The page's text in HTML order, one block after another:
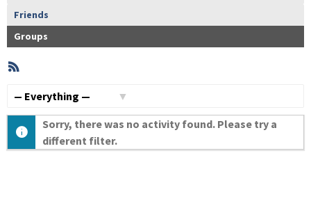
Friends
Groups
Member
Activities
Sorry, there was no activity found. Please try a
different filter.